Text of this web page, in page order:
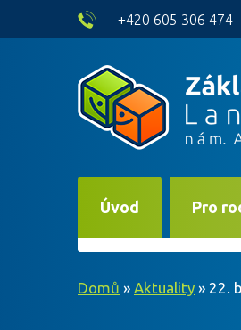
skip to main content
+420 605 306 474
Úvod Pro
Domů » Aktuality » 22.